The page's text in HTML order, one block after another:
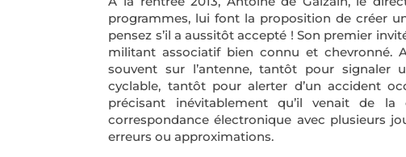
programmes, lui font la proposition de créer
pensez s’il a aussitôt accepté ! Son premier
militant associatif bien connu et chevronné.
souvent sur l’antenne, tantôt pour signaler
cyclable, tantôt pour alerter d’un accident
précisant inévitablement qu’il venait de
correspondance électronique avec plusieurs
erreurs ou approximations.